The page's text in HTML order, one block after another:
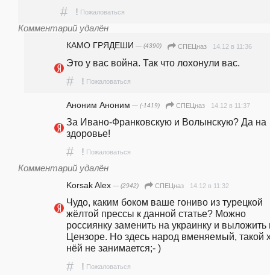
# ! Пожаловаться
Комментарий удалён
КАМО ГРЯДЕШИ — (4390) СПЕЦназ 14.12 в 11:36
Это у вас война. Так что лохонули вас.
# ! Пожаловаться
Аноним Аноним — (-1419) СПЕЦназ 14.12 в 11:37
За Ивано-Франковскую и Волынскую? Да на
здоровье!
# ! Пожаловаться
Комментарий удалён
Korsak Alex — (2942) СПЕЦназ 14.12 в 11:32
Чудо, каким боком ваше гониво из турецкой
жëлтой прессы к данной статье? Можно
россиянку заменить на украинку и выложить
Цензоре. Но здесь народ вменяемый, такой
нëй не занимается;- )
# ! Пожаловаться